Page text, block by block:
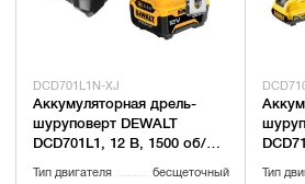
DCD701L1N-XJ
Аккумуляторная дрель-
шуруповерт DEWALT
DCD701L1, 12 В, 1500 об/
Тип двигателя бесщеточный Тип